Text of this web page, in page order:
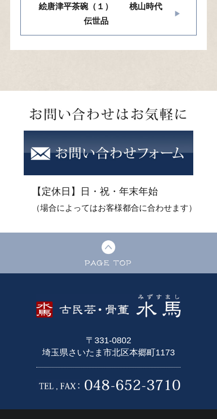
絵唐津平茶碗（１） 桃山時代
伝世品
【定休日】日・祝・年末年始
（場合によってはお客様都合に合わせます）
〒331-0802
埼玉県さいたま市北区本郷町1173